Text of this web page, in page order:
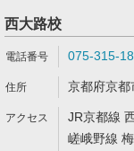
西大路校
075-315-
京都府京
JR京都線
嵯峨野線